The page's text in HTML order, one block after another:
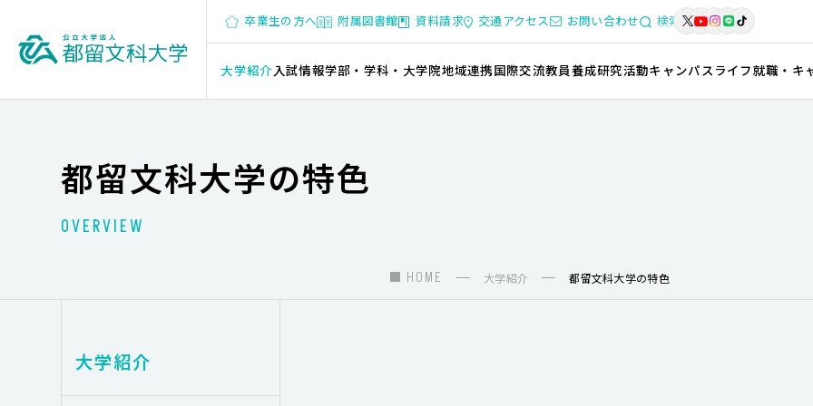
卒業生の方へ 附属図書館 資料請求 交通アクセス お問い合わせ 検索
大学紹介入試情報学部・学科・大学院地域連携国際交流教員養成研究活動キャンパスライフ就職・キ
都留文科大学の特色
OVERVIEW
HOME 大学紹介 都留文科大学の特色
大学紹介